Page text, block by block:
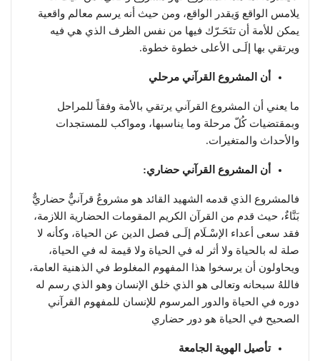
يلامس الواقع وَيقدر الواقع، ومن حيث أنه يرسم معالم واقعية
يمكن للأمة أن تتَحَـرّك فيها من نفس الظرف الذي هي فيه
ويرتقي بها إلَـى الأعلى خطوة خطوة.
أن المشروع القرآني مرحلي
ما يعني أن المشروع القرآني يرتقي بالأمة وفقاً للمراحل
وبمقتضيات كُلّ مرحلة وما يناسبها، ومواكب للمستجدات
والأحداث والمتغيرات.
أن المشروع القرآني حضاري:
فالمشروع الذي قدمه الشهيد القائد هو مشروعٌ قرآنيٌّ حضاريٌّ
بَنَّاءٌ، حيث قدم من القرآن الكريم المقومات الحضارية اللازمة،
فقد سعى أعداء الإسْـلَام إلَـى فصل الدين عن الحياة، وكأنه لا
صلة له بالحياة ولا أثر له في الحياة ولا قيمة له في الحياة،
ويحاولون أن يرسخوا هذا المفهوم المغلوط في الذهنية العامة،
فاللهُ سبحانه وتعالى هو الذي خلق الإنسان وهو الذي رسم له
دوره في الحياة والدور المرسوم للإنسان للمفهوم القرآني
الصحيح في الحياة هو دور حضاري
تأصيل الهوية الجامعة